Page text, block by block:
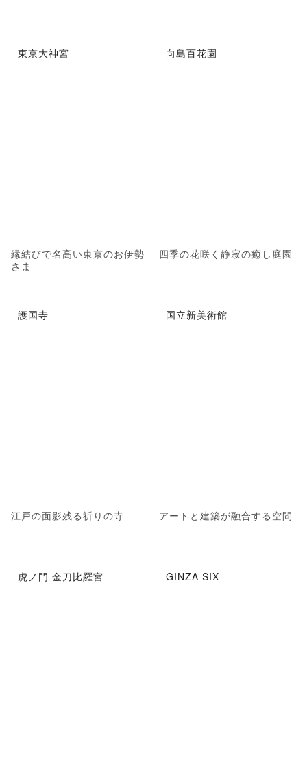
東京大神宮
縁結びで名高い東京のお伊勢
さま
向島百花園
四季の花咲く静寂の癒し庭園
護国寺
江戸の面影残る祈りの寺
国立新美術館
アートと建築が融合する空間
虎ノ門 金刀比羅宮 GINZA SIX